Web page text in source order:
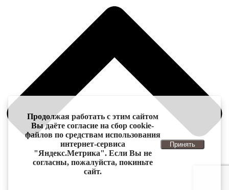
Продолжая работать с этим сайтом
Вы даёте согласие на сбор cookie-
файлов по средствам использования
интернет-сервиса
"Яндекс.Метрика". Если Вы не
согласны, пожалуйста, покиньте
сайт.
Принять